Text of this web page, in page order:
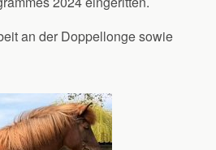
an der Doppellonge sowie